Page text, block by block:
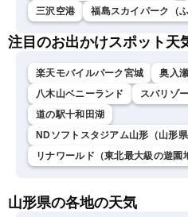
三沢空港
福島スカイパーク（
注目のお出かけスポット天
楽天モバイルパーク宮城 奥入
八木山ベニーランド
スパリゾ
道の駅十和田湖
NDソフトスタジアム山形（山形
リナワールド（東北最大級の遊園
山形県の各地の天気